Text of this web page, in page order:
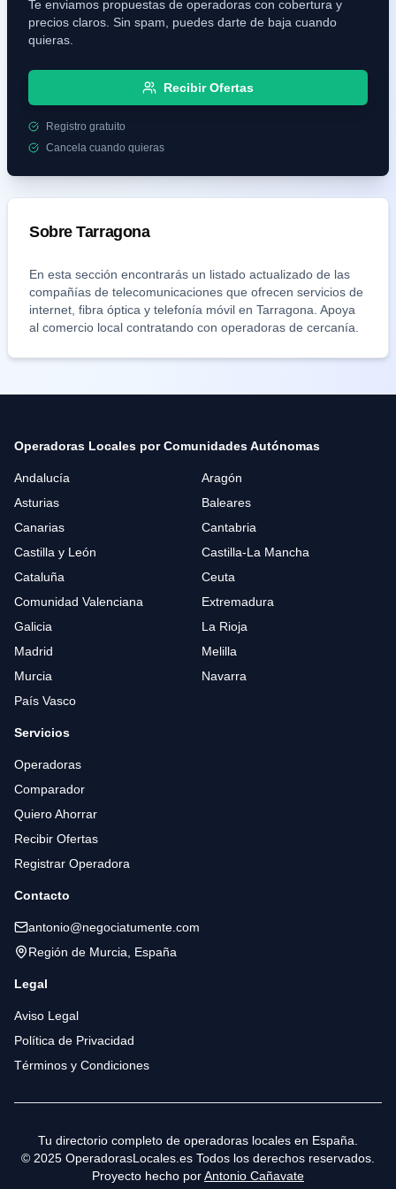
Te enviamos propuestas de operadoras con cobertura y
precios claros. Sin spam, puedes darte de baja cuando
quieras.
Recibir Ofertas
Registro gratuito
Cancela cuando quieras
SobreTarragona
En esta sección encontrarás un listado actualizado de las
compañías de telecomunicaciones que ofrecen servicios de
internet, fibra óptica y telefonía móvil en Tarragona . Apoya
al comercio local contratando con operadoras de cercanía.
Operadoras Locales por Comunidades Autónomas
Andalucía
Aragón
Asturias
Baleares
Canarias
Cantabria
Castilla y León
Castilla-La Mancha
Cataluña
Ceuta
Comunidad Valenciana
Extremadura
Galicia
La Rioja
Madrid
Melilla
Murcia
Navarra
País Vasco
Servicios
Operadoras
Comparador
Quiero Ahorrar
Recibir Ofertas
Registrar Operadora
Contacto
antonio@negociatumente.com
Región de Murcia, España
Legal
Aviso Legal
Política de Privacidad
Términos y Condiciones
Tu directorio completo de operadoras locales en España.
© 2025 OperadorasLocales.es Todos los derechos reservados.
Proyecto hecho porAntonio Cañavate